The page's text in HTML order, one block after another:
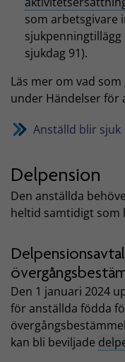
som arbetsgivare
sjukdag 91).
Läs mer om vad
under Händelser för
Anställd blir sjuk
Delpension
Den anställda
heltid samtidigt som
Den 1 januari 2024
för anställda födda
kan bli beviljade